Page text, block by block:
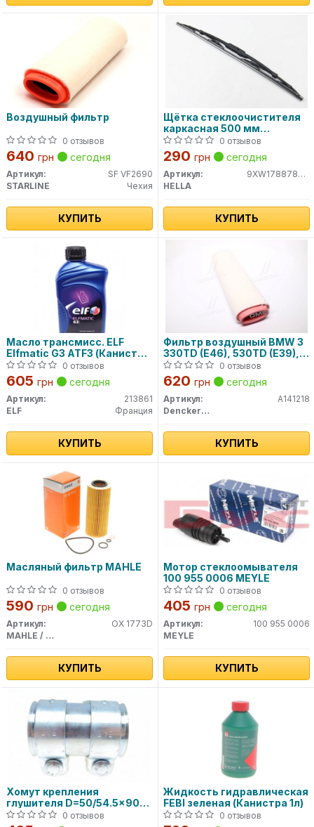
Воздушный фильтр
0 отзывов
640 грн сегодня
Артикул:
SF VF2690
STARLINE
Чехия
КУПИТЬ
Щётка стеклоочистителя
каркасная 500 мм
9XW178878-201 HELLA
0 отзывов
290 грн сегодня
Артикул:
9XW178878201
HELLA
КУПИТЬ
Масло трансмисс. ELF
Elfmatic G3 ATF3 (Канистра
1л)
0 отзывов
605 грн сегодня
Артикул:
213861
ELF
Франция
КУПИТЬ
Фильтр воздушный BMW 3
330TD (E46), 530TD (E39),
730TD (E38) 98- (пр-во
DENCKERMANN)
0 отзывов
620 грн сегодня
Артикул:
A141218
Denckermann
КУПИТЬ
Масляный фильтр MAHLE
0 отзывов
590 грн сегодня
Артикул:
OX 1773D
MAHLE / KNECHT
КУПИТЬ
Мотор стеклоомывателя
100 955 0006 MEYLE
0 отзывов
405 грн сегодня
Артикул:
100 955 0006
MEYLE
КУПИТЬ
Хомут крепления
глушителя D=50/54.5x90
мм (пр-во Fischer)
0 отзывов
Жидкость гидравлическая
FEBI зеленая (Канистра 1л)
0 отзывов